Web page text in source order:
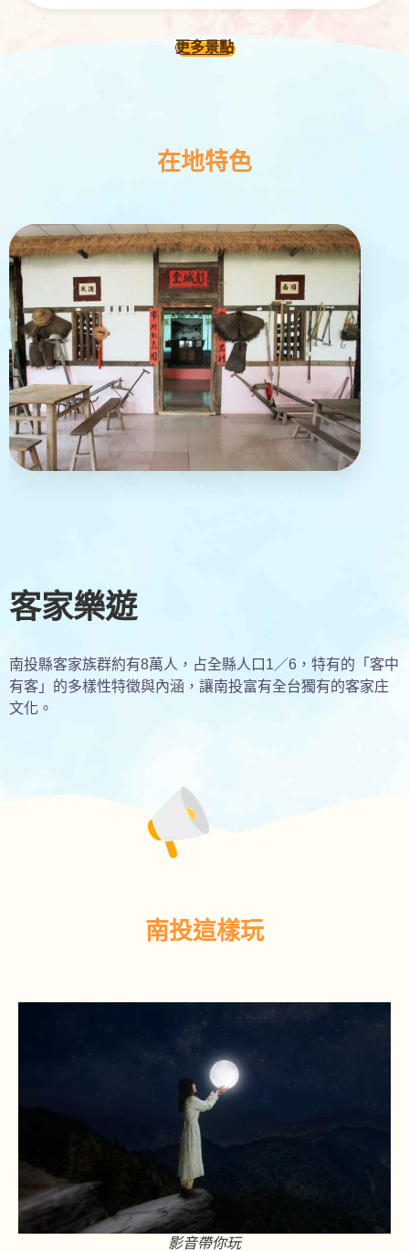
更多景點
在地特色
客家樂遊
南投縣客家族群約有8萬人，占全縣人口1／6，特有的「客中
有客」的多樣性特徵與內涵，讓南投富有全台獨有的客家庄
文化。
南投這樣玩
影音帶你玩